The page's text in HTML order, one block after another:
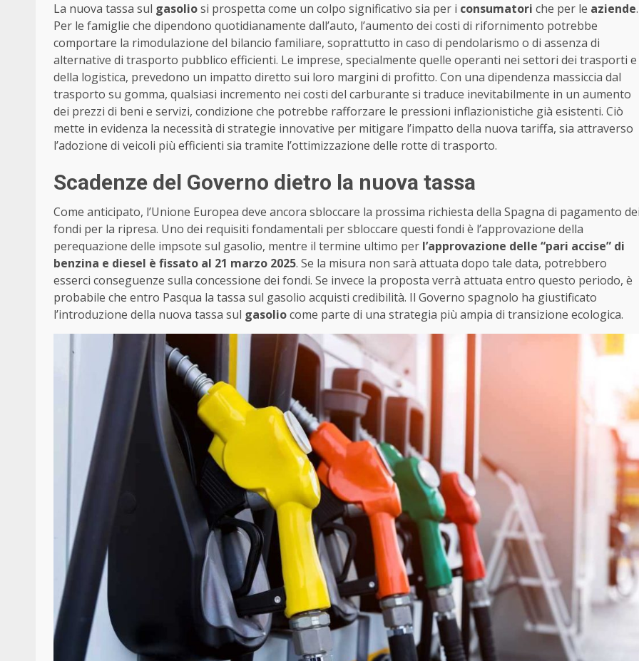
La nuova tassa sul gasoliosi prospetta come un colpo significativo sia per i consumatori che per le aziende.
Per le famiglie che dipendono quotidianamente dall’auto, l’aumento dei costi di rifornimento potrebbe
comportare la rimodulazione del bilancio familiare, soprattutto in caso di pendolarismo o di assenza di
alternative di trasporto pubblico efficienti. Le imprese, specialmente quelle operanti nei settori dei trasporti e
della logistica, prevedono un impatto diretto sui loro margini di profitto. Con una dipendenza massiccia dal
trasporto su gomma, qualsiasi incremento nei costi del carburante si traduce inevitabilmente in un aumento
dei prezzi di beni e servizi, condizione che potrebbe rafforzare le pressioni inflazionistiche già esistenti. Ciò
mette in evidenza la necessità di strategie innovative per mitigare l’impatto della nuova tariffa, sia attraverso
l’adozione di veicoli più efficienti sia tramite l’ottimizzazione delle rotte di trasporto.
Scadenze del Governo dietro la nuova tassa
Come anticipato, l’Unione Europea deve ancora sbloccare la prossima richiesta della Spagna di pagamento
fondi per la ripresa. Uno dei requisiti fondamentali per sbloccare questi fondi è l’approvazione della
perequazione delle impsote sul gasolio, mentre il termine ultimo per l’approvazione delle “pari accise” di
benzina e diesel è fissato al 21 marzo 2025. Se la misura non sarà attuata dopo tale data, potrebbero
esserci conseguenze sulla concessione dei fondi. Se invece la proposta verrà attuata entro questo periodo, è
probabile che entro Pasqua la tassa sul gasolio acquisti credibilità. Il Governo spagnolo ha giustificato
l’introduzione della nuova tassa sul gasoliocome parte di una strategia più ampia di transizione ecologica.